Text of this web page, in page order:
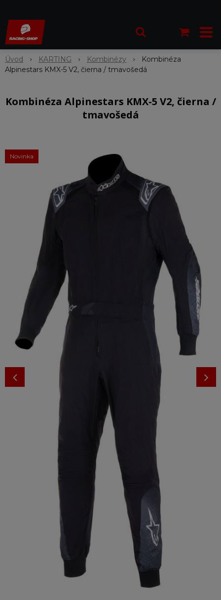
Úvod KARTING Kombinézy
Kombinéza
Alpinestars KMX-5 V2, čierna / tmavošedá
Kombinéza Alpinestars KMX-5 V2, čierna /
tmavošedá
Novinka